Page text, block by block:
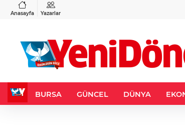
Anasayfa Yazarlar
%-0,22
BURSA GÜNCEL DÜNYA